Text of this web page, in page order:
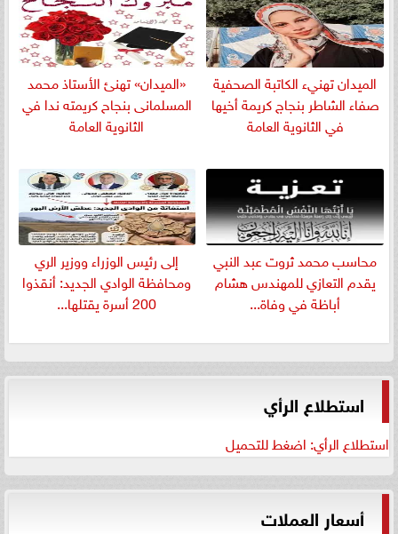
الميدان تهنيء الكاتبة الصحفية
صفاء الشاطر بنجاج كريمة أخيها
في الثانوية العامة
«الميدان» تهنئ الأستاذ محمد
المسلمانى بنجاح كريمته ندا في
الثانوية العامة
​محاسب محمد ثروت عبد النبي
يقدم التعازي للمهندس هشام
أباظة في وفاة...
إلى رئيس الوزراء ووزير الري
ومحافظة الوادي الجديد: أنقذوا
200 أسرة يقتلها...
استطلاع الرأي
استطلاع الرأي: اضغط للتحميل
أسعار العملات